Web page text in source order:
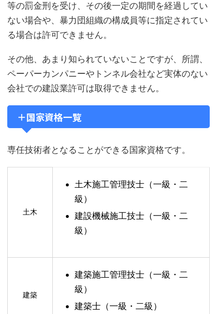
等の罰金刑を受け、その後一定の期間を経過してい
ない場合や、暴力団組織の構成員等に指定されてい
る場合は許可できません。
その他、あまり知られていないことですが、所謂、
ペーパーカンパニーやトンネル会社など実体のない
会社での建設業許可は取得できません。
＋国家資格一覧
専任技術者となることができる国家資格です。
土木
土木施工管理技士（一級・二
級）
建設機械施工技士（一級・二
級）
建築
建築施工管理技士（一級・二
級）
建築士（一級・二級）